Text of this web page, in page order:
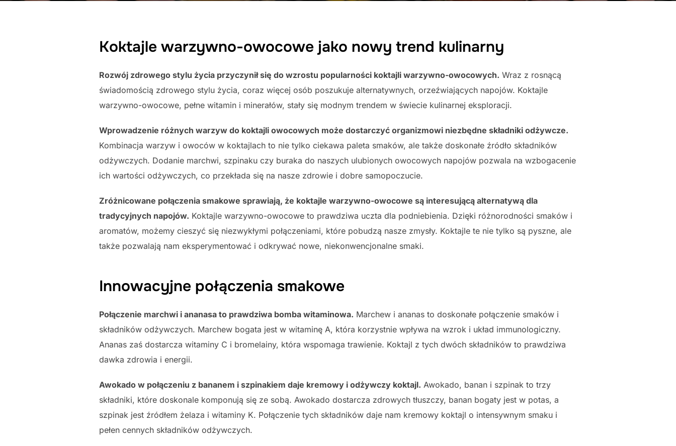
Koktajle warzywno-owocowe jako nowy trend kulinarny
Rozwój zdrowego stylu życia przyczynił się do wzrostu popularności koktajli warzywno-owocowych. Wraz z rosnącą
świadomością zdrowego stylu życia, coraz więcej osób poszukuje alternatywnych, orzeźwiających napojów. Koktajle
warzywno-owocowe, pełne witamin i minerałów, stały się modnym trendem w świecie kulinarnej eksploracji.
Wprowadzenie różnych warzyw do koktajli owocowych może dostarczyć organizmowi niezbędne składniki odżywcze.
Kombinacja warzyw i owoców w koktajlach to nie tylko ciekawa paleta smaków, ale także doskonałe źródło składników
odżywczych. Dodanie marchwi, szpinaku czy buraka do naszych ulubionych owocowych napojów pozwala na wzbogacenie
ich wartości odżywczych, co przekłada się na nasze zdrowie i dobre samopoczucie.
Zróżnicowane połączenia smakowe sprawiają, że koktajle warzywno-owocowe są interesującą alternatywą dla
tradycyjnych napojów. Koktajle warzywno-owocowe to prawdziwa uczta dla podniebienia. Dzięki różnorodności smaków i
aromatów, możemy cieszyć się niezwykłymi połączeniami, które pobudzą nasze zmysły. Koktajle te nie tylko są pyszne, ale
także pozwalają nam eksperymentować i odkrywać nowe, niekonwencjonalne smaki.
Innowacyjne połączenia smakowe
Połączenie marchwi i ananasa to prawdziwa bomba witaminowa. Marchew i ananas to doskonałe połączenie smaków i
składników odżywczych. Marchew bogata jest w witaminę A, która korzystnie wpływa na wzrok i układ immunologiczny.
Ananas zaś dostarcza witaminy C i bromelainy, która wspomaga trawienie. Koktajl z tych dwóch składników to prawdziwa
dawka zdrowia i energii.
Awokado w połączeniu z bananem i szpinakiem daje kremowy i odżywczy koktajl. Awokado, banan i szpinak to trzy
składniki, które doskonale komponują się ze sobą. Awokado dostarcza zdrowych tłuszczy, banan bogaty jest w potas, a
szpinak jest źródłem żelaza i witaminy K. Połączenie tych składników daje nam kremowy koktajl o intensywnym smaku i
pełen cennych składników odżywczych.